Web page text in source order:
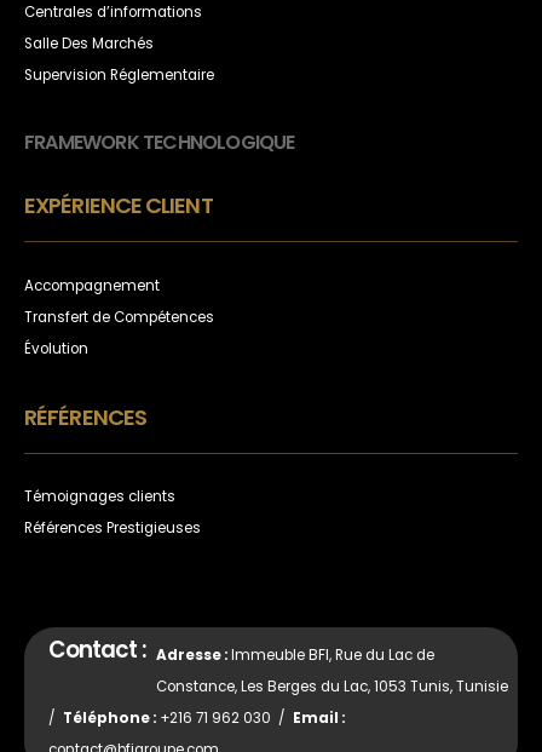
Centrales d’informations
Salle Des Marchés
Supervision Réglementaire
FRAMEWORK TECHNOLOGIQUE
EXPÉRIENCE CLIENT
Accompagnement
Transfert de Compétences
Évolution
RÉFÉRENCES
Témoignages clients
Références Prestigieuses
Contact : Adresse :Immeuble BFI, Rue du Lac de
Constance, Les Berges du Lac, 1053 Tunis, Tunisie
/ Téléphone : +216 71 962 030 / Email :